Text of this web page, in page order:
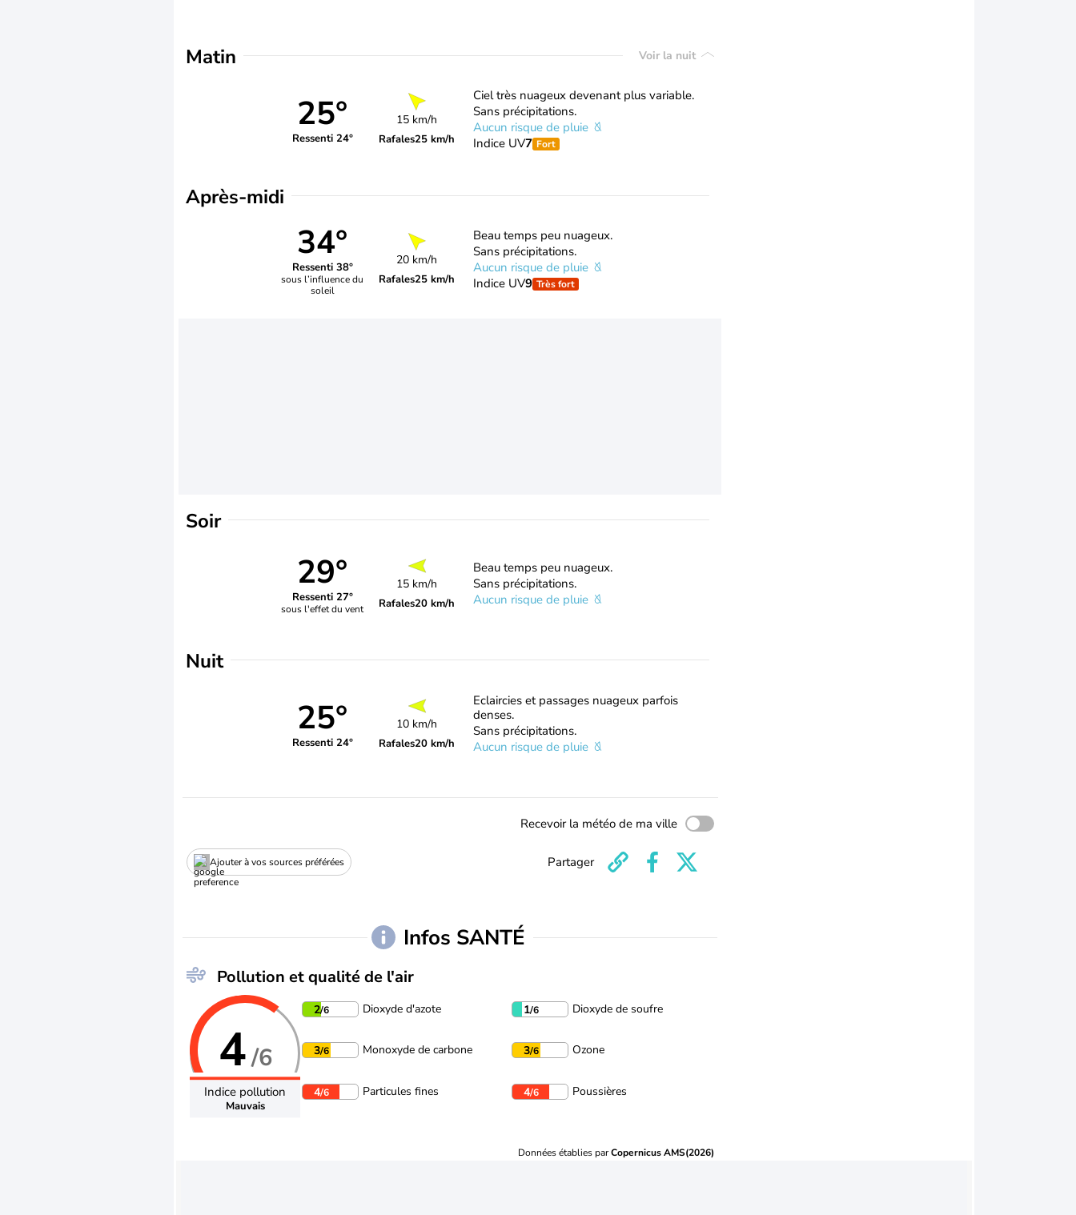
Matin Voir la nuit
25°
Ressenti 24°
15 km/h
Rafales25 km/h
Ciel très nuageux devenant plus variable.
Sans précipitations.
Aucun risque de pluie
Indice UV7 Fort
Après-midi
34°
Ressenti 38°
sous l’influence du
soleil
20 km/h
Rafales25 km/h
Beau temps peu nuageux.
Sans précipitations.
Aucun risque de pluie
Indice UV9 Très fort
Soir
29°
Ressenti 27°
sous l'effet du vent
15 km/h
Rafales20 km/h
Beau temps peu nuageux.
Sans précipitations.
Aucun risque de pluie
Nuit
25°
Ressenti 24°
10 km/h
Rafales20 km/h
Eclaircies et passages nuageux parfois
denses.
Sans précipitations.
Aucun risque de pluie
Recevoir la météo de ma ville
Ajouter à vos sources préférées Partager
Infos SANTÉ
Pollution et qualité de l'air
4/6
Indice pollution
Mauvais
2/6 Dioxyde d'azote 1/6 Dioxyde de soufre
3/6 Monoxyde de carbone 3/6 Ozone
4/6 Particules fines 4/6 Poussières
Données établies parCopernicus AMS(2026)